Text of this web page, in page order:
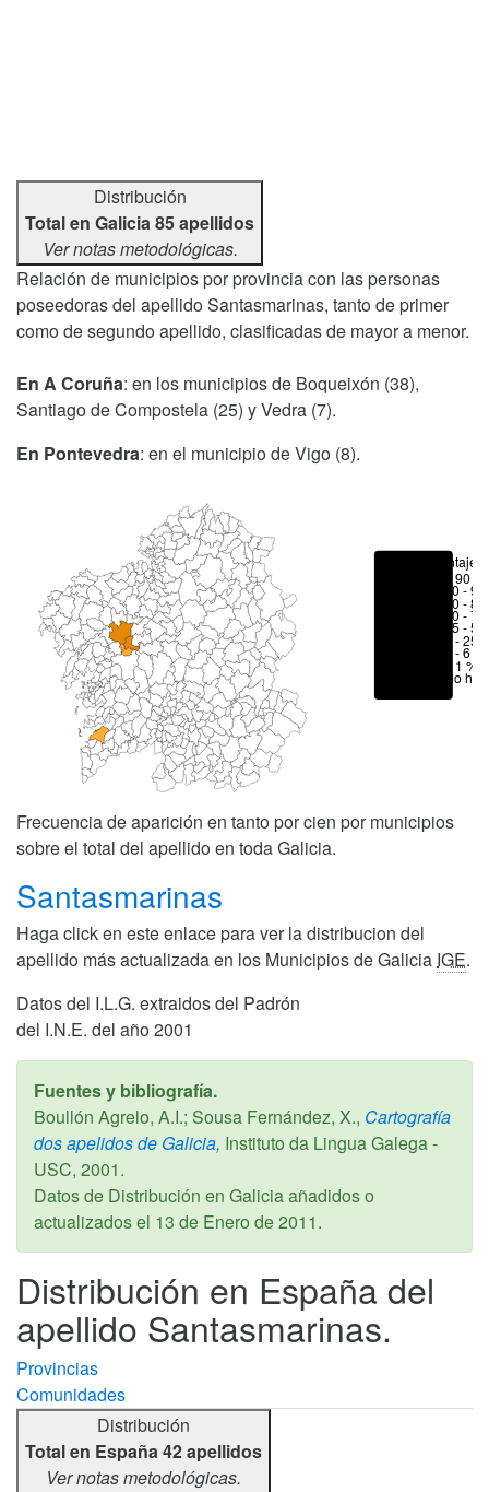
Distribución
Total en Galicia 85 apellidos
Ver notas metodológicas.
Relación de municipios por provincia con las personas
poseedoras del apellido Santasmarinas, tanto de primer
como de segundo apellido, clasificadas de mayor a menor.
En A Coruña: en los municipios de Boqueixón (38),
Santiago de Compostela (25) y Vedra (7).
En Pontevedra: en el municipio de Vigo (8).
Porcentajes
> 90 %
80 -
70 -
50 -
25 -
6 - 25
1 - 6 %
< 1 %
No hay
Frecuencia de aparición en tanto por cien por municipios
sobre el total del apellido en toda Galicia.
Santasmarinas
Haga click en este enlace para ver la distribucion del
apellido más actualizada en los Municipios de Galicia IGE.
Datos del I.L.G. extraidos del Padrón
del I.N.E. del año 2001
Fuentes y bibliografía.
Boullón Agrelo, A.I.; Sousa Fernández, X., Cartografía
dos apelidos de Galicia, Instituto da Lingua Galega -
USC, 2001.
Datos de Distribución en Galicia añadidos o
actualizados el 13 de Enero de 2011.
Distribución en España del
apellido Santasmarinas.
Provincias
Comunidades
Distribución
Total en España 42 apellidos
Ver notas metodológicas.